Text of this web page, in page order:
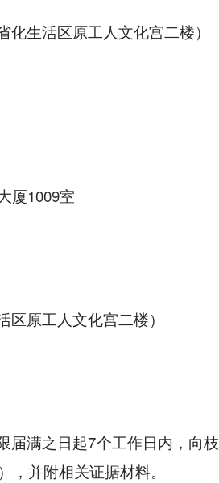
生活区原工人文化宫二楼）
厦1009室
原工人文化宫二楼）
满之日起7个工作日内，向
并附相关证据材料。